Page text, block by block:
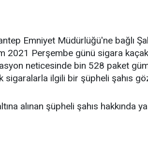
Emniyet Müdürlüğü'ne bağlı
2021 Perşembe günü sigara
neticesinde bin 528 paket
sigaralarla ilgili bir şüpheli şahıs
alınan şüpheli şahıs hakkında